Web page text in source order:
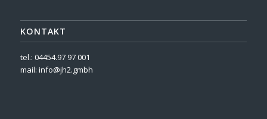
KONTAKT
tel.: 04454.97 97 001
mail: info@jh2.gmbh